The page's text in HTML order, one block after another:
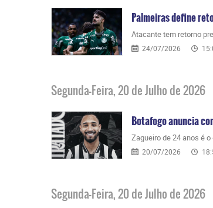
Palmeiras define
Atacante tem retorno
24/07/2026
Segunda-Feira, 20 de Julho de 2026
Botafogo anuncia
Zagueiro de 24 anos é
20/07/2026
Segunda-Feira, 20 de Julho de 2026